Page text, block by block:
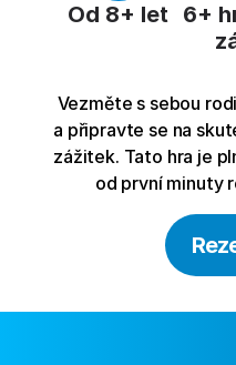
Od 8+ let 6+
Vezměte s sebou
a připravte se na
zážitek. Tato hra je
od první minuty